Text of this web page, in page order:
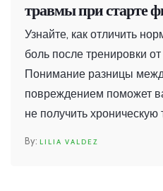
травмы при старте
Узнайте, как отличить
боль после тренировки
Понимание разницы
повреждением поможет
не получить хроническую
LILIA VALDEZ